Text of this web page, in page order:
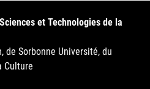
et Technologies de la
de Sorbonne Université, du
Culture